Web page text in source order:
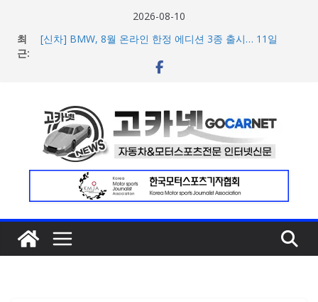
2026-08-10
최
근:
[신차] BMW, 8월 온라인 한정 에디션 3종 출시… 11일
벤틀리, 첫 순수 전기 어반 럭셔리 SUV 토르칼 탑재될 ‘큐레
팝업 오픈
BMW 레이디스 챔피언십 2026, 다양한 티켓 패키지 선보이
며 본격 대회 준비 돌입
현대차·기아, ‘2026 레드닷 어워드’에서 최우수상 2개·본상
15개 수상